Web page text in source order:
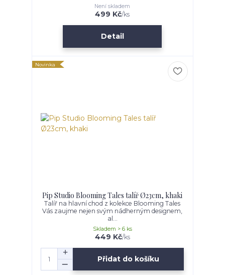
499 Kč/ks
Není skladem
Detail
Novinka
Pip Studio Blooming Tales talíř Ø23cm, khaki
Talíř na hlavní chod z kolekce Blooming Tales
Vás zaujme nejen svým nádherným designem,
al...
449 Kč/ks
Skladem > 6 ks
Přidat do košíku